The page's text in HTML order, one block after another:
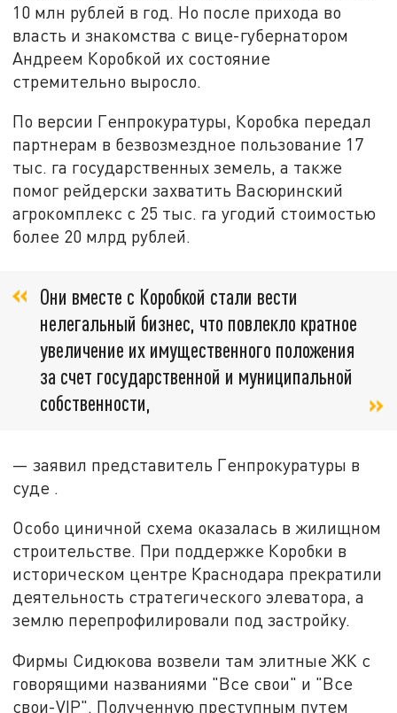
10 млн рублей в год. Но после прихода во
власть и знакомства с вице-губернатором
Андреем Коробкой их состояние
стремительно выросло.
По версии Генпрокуратуры, Коробка передал
партнерам в безвозмездное пользование 17
тыс. га государственных земель, а также
помог рейдерски захватить Васюринский
агрокомплекс с 25 тыс. га угодий стоимостью
более 20 млрд рублей.
Они вместе с Коробкой стали вести
нелегальный бизнес, что повлекло кратное
увеличение их имущественного положения
за счет государственной и муниципальной
собственности,
— заявил представитель Генпрокуратуры в
суде .
Особо циничной схема оказалась в жилищном
строительстве. При поддержке Коробки в
историческом центре Краснодара прекратили
деятельность стратегического элеватора, а
землю перепрофилировали под застройку.
Фирмы Сидюкова возвели там элитные ЖК с
говорящими названиями "Все свои" и "Все
свои-VIP". Полученную преступным путем